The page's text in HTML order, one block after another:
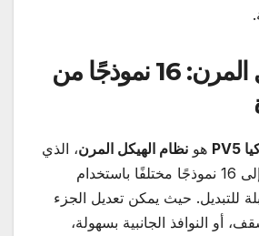
نظام الهيكل المرن: 16 نموذجًا من
هو نظام الهيكل المرن، الذي
يتيح إنتاج ما يصل إلى 16 نموذجًا مختلفًا باستخدام
للتبديل. حيث يمكن تعديل الجزء
أو النوافذ الجانبية بسهولة،